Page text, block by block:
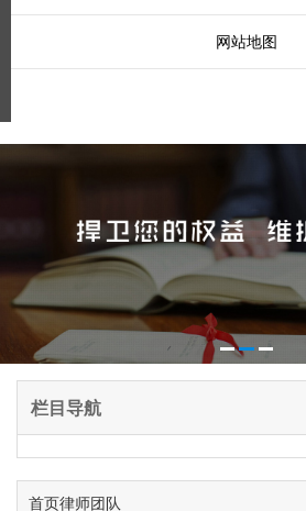
网站地图
栏目导航
首页律师团队